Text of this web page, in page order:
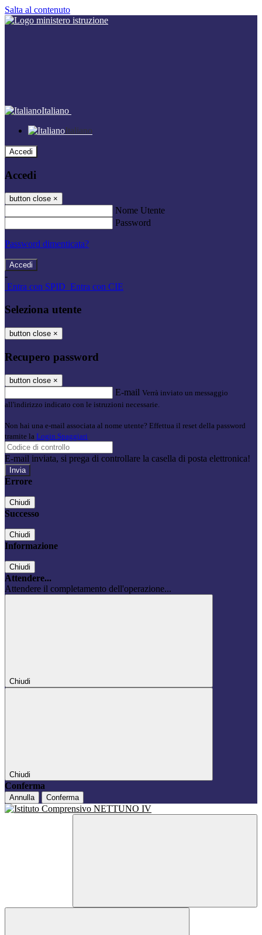
Salta al contenuto
Italiano
Italiano
Accedi
Accedi
button close ×
Nome Utente
Password
Password dimenticata?
-
Entra con SPID Entra con CIE
Seleziona utente
button close ×
Recupero password
button close ×
E-mail Verrà inviato un messaggio
all'indirizzo indicato con le istruzioni necessarie.
Non hai una e-mail associata al nome utente? Effettua il reset della password
tramite la Login Spaggiari
E-mail inviata, si prega di controllare la casella di posta elettronica!
Errore
Chiudi
Successo
Chiudi
Informazione
Chiudi
Attendere...
Attendere il completamento dell'operazione...
Chiudi
Chiudi
Conferma
Annulla Conferma